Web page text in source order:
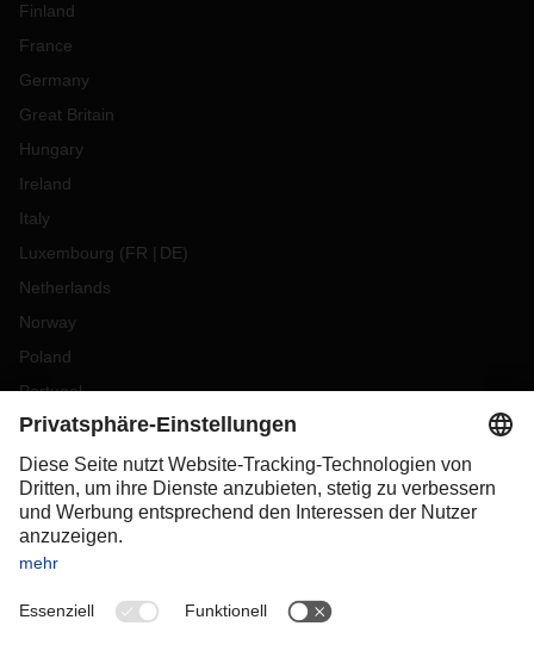
Finland
France
Germany
Great Britain
Hungary
Ireland
Italy
Luxembourg (FR DE)
Netherlands
Norway
Poland
Portugal
Romania
Slovakia
Spain
Sweden
Switzerland